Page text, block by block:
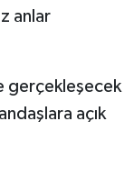
anlar
gerçekleşecek
açık